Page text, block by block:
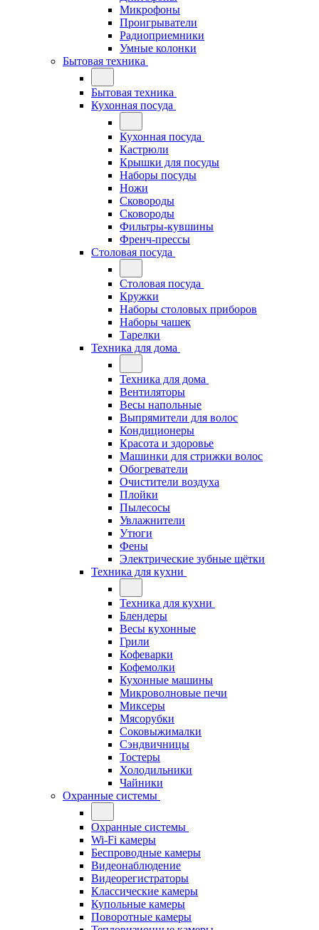
Микрофоны
Проигрыватели
Радиоприемники
Умные колонки
Бытовая техника
Бытовая техника
Кухонная посуда
Кухонная посуда
Кастрюли
Крышки для посуды
Наборы посуды
Ножи
Сковороды
Сковороды
Фильтры-кувшины
Френч-прессы
Столовая посуда
Столовая посуда
Кружки
Наборы столовых приборов
Наборы чашек
Тарелки
Техника для дома
Техника для дома
Вентиляторы
Весы напольные
Выпрямители для волос
Кондиционеры
Красота и здоровье
Машинки для стрижки волос
Обогреватели
Очистители воздуха
Плойки
Пылесосы
Увлажнители
Утюги
Фены
Электрические зубные щётки
Техника для кухни
Техника для кухни
Блендеры
Весы кухонные
Грили
Кофеварки
Кофемолки
Кухонные машины
Микроволновые печи
Миксеры
Мясорубки
Соковыжималки
Сэндвичницы
Тостеры
Холодильники
Чайники
Охранные системы
Охранные системы
Wi-Fi камеры
Беспроводные камеры
Видеонаблюдение
Видеорегистраторы
Классические камеры
Купольные камеры
Поворотные камеры